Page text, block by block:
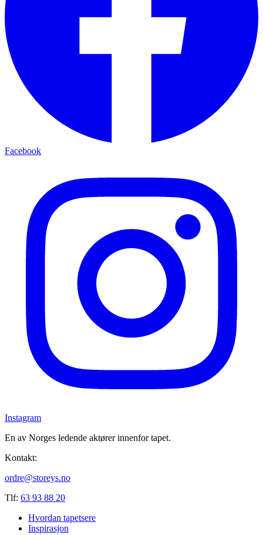
Facebook
Instagram
En av Norges ledende aktører innenfor tapet.
Kontakt:
ordre@storeys.no
Tlf: 63 93 88 20
Hvordan tapetsere
Inspirasjon